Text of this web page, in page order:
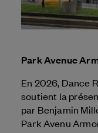
Park Avenue
En 2026, Dance
soutient la
par Benjamin
Park Avenu